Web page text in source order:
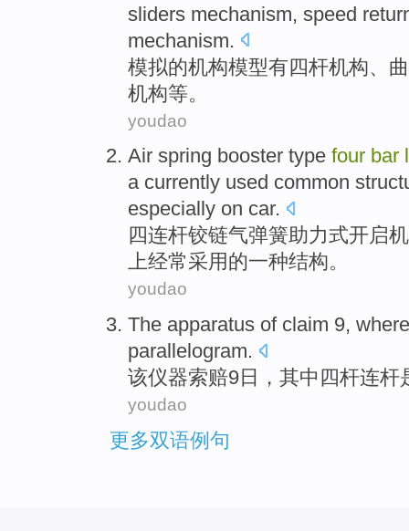
sliders mechanism, speed
mechanism.
模拟的机构模型有四杆机构、
机构等。
youdao
Air spring booster type four bar
a currently used common
especially on car.
四连杆铰链气弹簧助力式开启
上经常采用 的一种结构。
youdao
The apparatus of claim 9,
parallelogram.
该仪器索赔9日 ， 其中 四杆连杆
youdao
更多双语例句